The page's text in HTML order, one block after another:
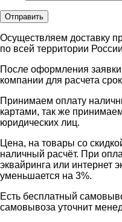
Осуществляем доставку
по всей территории
После оформления
компании для расчета
Принимаем оплату
картами, так же
юридических лиц.
Цена, на товары со
наличный расчёт. При
эквайринга или интернет
уменьшается на 3%.
Есть бесплатный
самовывоза уточнит